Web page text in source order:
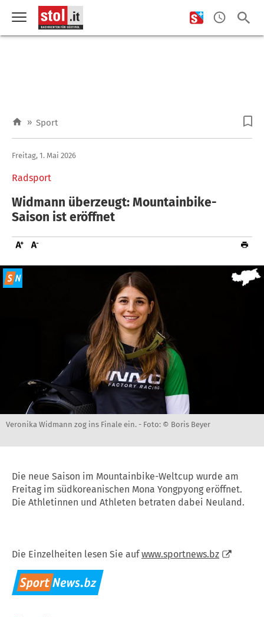
» Sport
Radsport
Freitag, 1. Mai 2026
Widmann überzeugt: Mountainbike-
Saison ist eröffnet
Veronika Widmann zog ins Finale ein. - Foto: © Boris Beyer
Die neue Saison im Mountainbike-Weltcup wurde am
Freitag im südkoreanischen Mona Yongpyong eröffnet.
Die Athletinnen und Athleten betraten dabei Neuland.
Die Einzelheiten lesen Sie aufwww.sportnews.bz